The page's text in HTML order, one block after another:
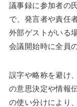
議事録に参加者の
で、発言者や責任
外部ゲストがいる
会議開始時に全員
誤字や略称を避け
の意思決定や情報
の使い分けにより